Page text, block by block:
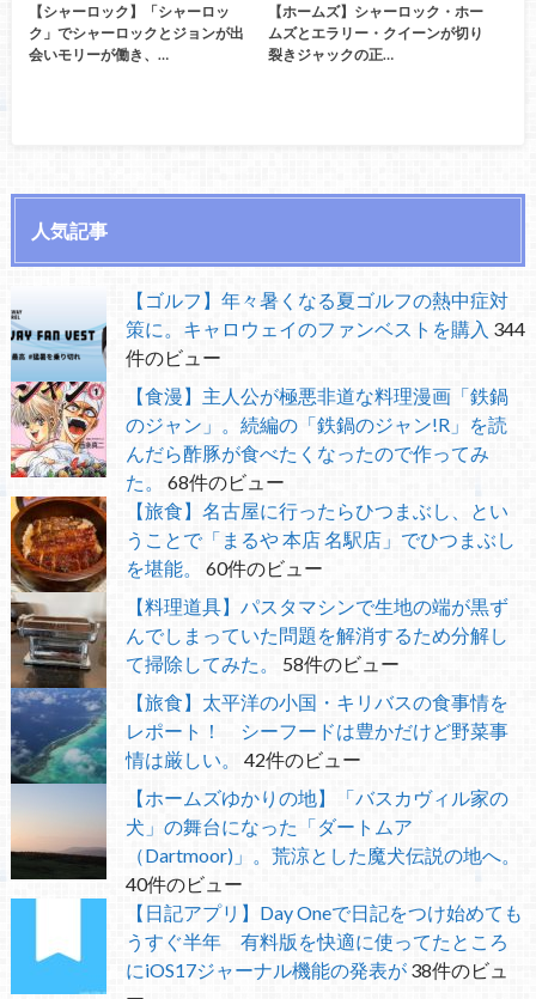
【シャーロック】「シャーロッ
ク」でシャーロックとジョンが出
会いモリーが働き、…
【ホームズ】シャーロック・ホー
ムズとエラリー・クイーンが切り
裂きジャックの正…
人気記事
【ゴルフ】年々暑くなる夏ゴルフの熱中症対
策に。キャロウェイのファンベストを購入 344
件のビュー
【食漫】主人公が極悪非道な料理漫画「鉄鍋
のジャン」。続編の「鉄鍋のジャン!R」を読
んだら酢豚が食べたくなったので作ってみ
た。
68件のビュー
【旅食】名古屋に行ったらひつまぶし、とい
うことで「まるや 本店 名駅店」でひつまぶし
を堪能。
60件のビュー
【料理道具】パスタマシンで生地の端が黒ず
んでしまっていた問題を解消するため分解し
て掃除してみた。
58件のビュー
【旅食】太平洋の小国・キリバスの食事情を
レポート！ シーフードは豊かだけど野菜事
情は厳しい。
42件のビュー
【ホームズゆかりの地】「バスカヴィル家の
犬」の舞台になった「ダートムア
（Dartmoor)」。荒涼とした魔犬伝説の地へ。
40件のビュー
【日記アプリ】Day Oneで日記をつけ始めても
うすぐ半年 有料版を快適に使ってたところ
にiOS17ジャーナル機能の発表が 38件のビュ